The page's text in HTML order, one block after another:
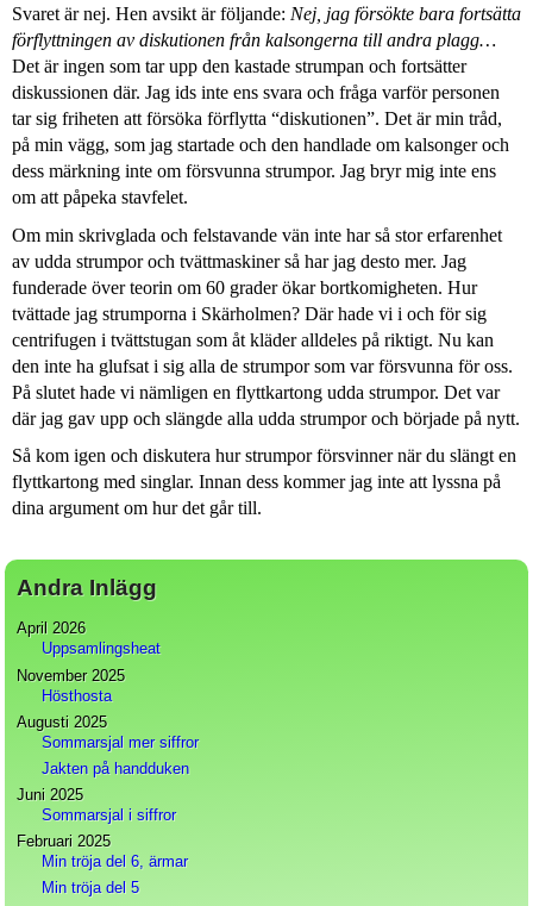
Svaret är nej. Hen avsikt är följande: Nej, jag försökte bara fortsätta
förflyttningen av diskutionen från kalsongerna till andra plagg…
Det är ingen som tar upp den kastade strumpan och fortsätter
diskussionen där. Jag ids inte ens svara och fråga varför personen
tar sig friheten att försöka förflytta “diskutionen”. Det är min tråd,
på min vägg, som jag startade och den handlade om kalsonger och
dess märkning inte om försvunna strumpor. Jag bryr mig inte ens
om att påpeka stavfelet.
Om min skrivglada och felstavande vän inte har så stor erfarenhet
av udda strumpor och tvättmaskiner så har jag desto mer. Jag
funderade över teorin om 60 grader ökar bortkomigheten. Hur
tvättade jag strumporna i Skärholmen? Där hade vi i och för sig
centrifugen i tvättstugan som åt kläder alldeles på riktigt. Nu kan
den inte ha glufsat i sig alla de strumpor som var försvunna för oss.
På slutet hade vi nämligen en flyttkartong udda strumpor. Det var
där jag gav upp och slängde alla udda strumpor och började på nytt.
Så kom igen och diskutera hur strumpor försvinner när du slängt en
flyttkartong med singlar. Innan dess kommer jag inte att lyssna på
dina argument om hur det går till.
Andra Inlägg
April 2026
Uppsamlingsheat
November 2025
Hösthosta
Augusti 2025
Sommarsjal mer siffror
Jakten på handduken
Juni 2025
Sommarsjal i siffror
Februari 2025
Min tröja del 6, ärmar
Min tröja del 5